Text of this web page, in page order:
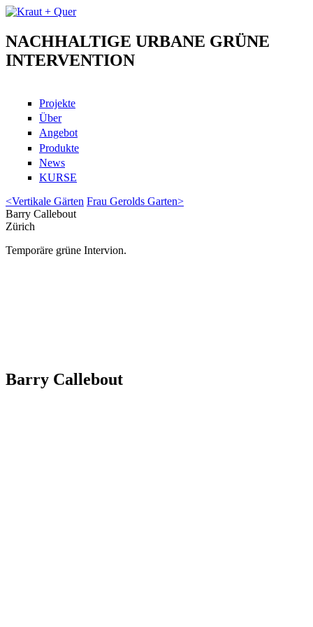
Skip to main content
Kraut + Quer
NACHHALTIGE URBANE GRÜNE
INTERVENTION
Projekte
Über
Angebot
Produkte
News
KURSE
<Vertikale Gärten Frau Gerolds Garten>
Barry Callebout
Zürich
Temporäre grüne Intervion.
Barry Callebout